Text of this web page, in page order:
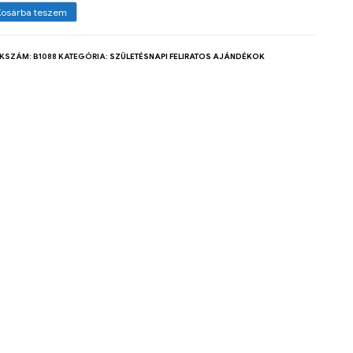
teszem
B1088 KATEGÓRIA: SZÜLETÉSNAPI FELIRATOS AJÁNDÉKOK